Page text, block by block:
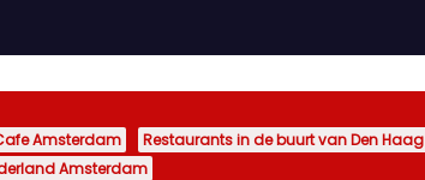
Amsterdam
Restaurants in de buurt van Den Haag
Amsterdam